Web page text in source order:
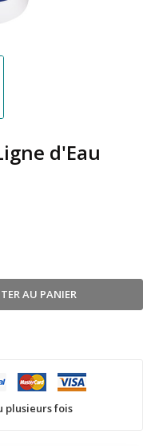
d'Eau
AU PANIER
plusieurs fois